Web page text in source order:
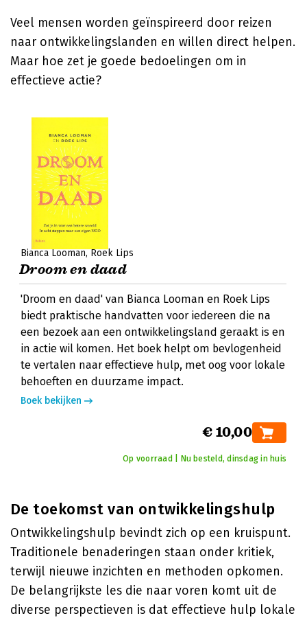
Veel mensen worden geïnspireerd door reizen
naar ontwikkelingslanden en willen direct helpen.
Maar hoe zet je goede bedoelingen om in
effectieve actie?
Bianca Looman Roek Lips
Droom en daad
'Droom en daad' van Bianca Looman en Roek Lips
biedt praktische handvatten voor iedereen die na
een bezoek aan een ontwikkelingsland geraakt is en
in actie wil komen. Het boek helpt om bevlogenheid
te vertalen naar effectieve hulp, met oog voor lokale
behoeften en duurzame impact.
Boek bekijken
€ 10,00
Op voorraad | Nu besteld, dinsdag in huis
De toekomst van ontwikkelingshulp
Ontwikkelingshulp bevindt zich op een kruispunt.
Traditionele benaderingen staan onder kritiek,
terwijl nieuwe inzichten en methoden opkomen.
De belangrijkste les die naar voren komt uit de
diverse perspectieven is dat effectieve hulp lokale